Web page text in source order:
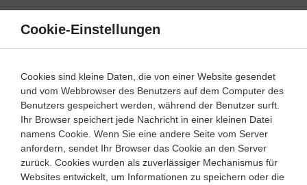
Direkt
Inhalt
9. ‐ 10. Klasse
Eigenschaften von Wellen
Dauer: 30 Minuten
Empfohlen von
Tutor Tobi
Cookie-Einstellungen
Cookies sind kleine Daten, die von einer Website gesendet
und vom Webbrowser des Benutzers auf dem Computer des
Benutzers gespeichert werden, während der Benutzer surft.
Ihr Browser speichert jede Nachricht in einer kleinen Datei
namens Cookie. Wenn Sie eine andere Seite vom Server
anfordern, sendet Ihr Browser das Cookie an den Server
zurück. Cookies wurden als zuverlässiger Mechanismus für
Websites entwickelt, um Informationen zu speichern oder die